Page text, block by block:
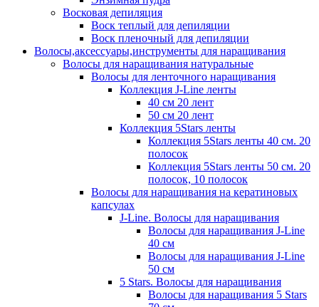
Восковая депиляция
Воск теплый для депиляции
Воск пленочный для депиляции
Волосы,аксессуары,инструменты для наращивания
Волосы для наращивания натуральные
Волосы для ленточного наращивания
Коллекция J-Line ленты
40 см 20 лент
50 см 20 лент
Коллекция 5Stars ленты
Коллекция 5Stars ленты 40 см. 20
полосок
Коллекция 5Stars ленты 50 см. 20
полосок, 10 полосок
Волосы для наращивания на кератиновых
капсулах
J-Line. Волосы для наращивания
Волосы для наращивания J-Line
40 см
Волосы для наращивания J-Line
50 см
5 Stars. Волосы для наращивания
Волосы для наращивания 5 Stars